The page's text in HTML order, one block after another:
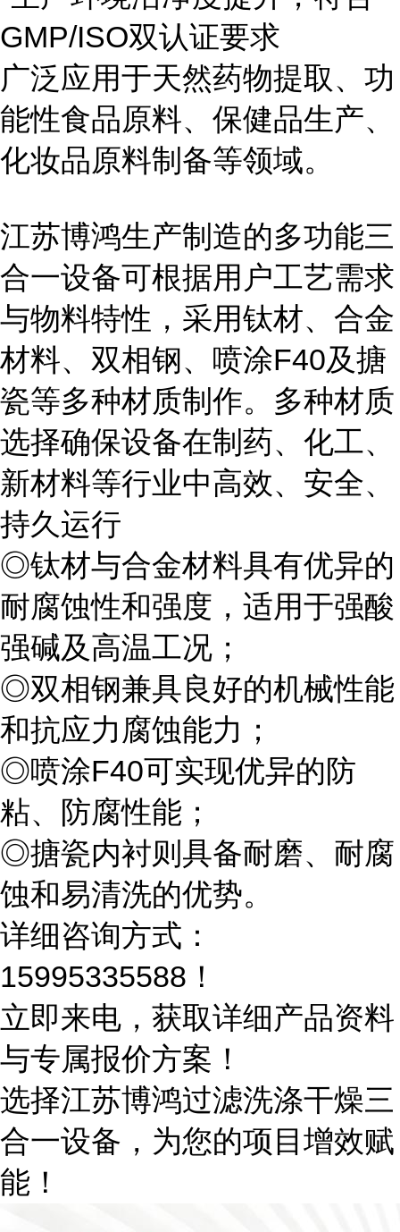
GMP/ISO双认证要求
广泛应用于天然药物提取、功
能性食品原料、保健品生产、
化妆品原料制备等领域。
江苏博鸿生产制造的多功能三
合一设备可根据用户工艺需求
与物料特性，采用钛材、合金
材料、双相钢、喷涂F40及搪
瓷等多种材质制作。多种材质
选择确保设备在制药、化工、
新材料等行业中高效、安全、
持久运行
◎钛材与合金材料具有优异的
耐腐蚀性和强度，适用于强酸
强碱及高温工况；
◎双相钢兼具良好的机械性能
和抗应力腐蚀能力；
◎喷涂F40可实现优异的防
粘、防腐性能；
◎搪瓷内衬则具备耐磨、耐腐
蚀和易清洗的优势。
详细咨询方式：
15995335588！
立即来电，获取详细产品资料
与专属报价方案！
选择江苏博鸿过滤洗涤干燥三
合一设备，为您的项目增效赋
能！